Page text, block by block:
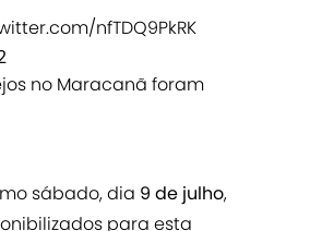
nfTDQ9PkRK
no Maracanã foram
sábado, dia 9 de julho,
para esta